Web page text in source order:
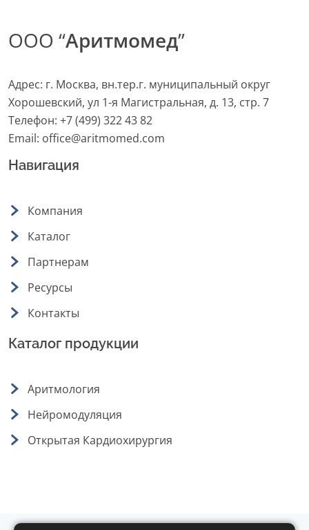
ООО “Аритмомед”
Адрес: г. Москва, вн.тер.г. муниципальный округ
Хорошевский, ул 1-я Магистральная, д. 13, стр. 7
Телефон: +7 (499) 322 43 82
Email: office@aritmomed.com
Навигация
Компания
Каталог
Партнерам
Ресурсы
Контакты
Каталог продукции
Аритмология
Нейромодуляция
Открытая Кардиохирургия